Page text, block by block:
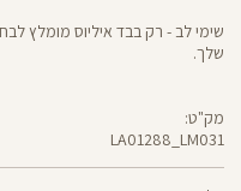
שימי לב - רק בבד איליוס מומלץ
שלך.
מק"ט:
LA01288_LM031